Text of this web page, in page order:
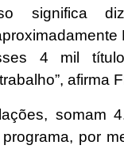
significa
4 mil
afirma
somam
por